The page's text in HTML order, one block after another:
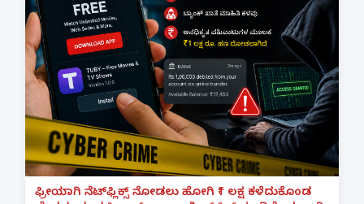
ಫ್ರೀಯಾಗಿ ನೆಟ್‌ಫ್ಲಿಕ್ಸ್ ನೋಡಲು ಹೋಗಿ ₹1 ಲಕ್ಷ ಕಳೆದುಕೊಂಡ